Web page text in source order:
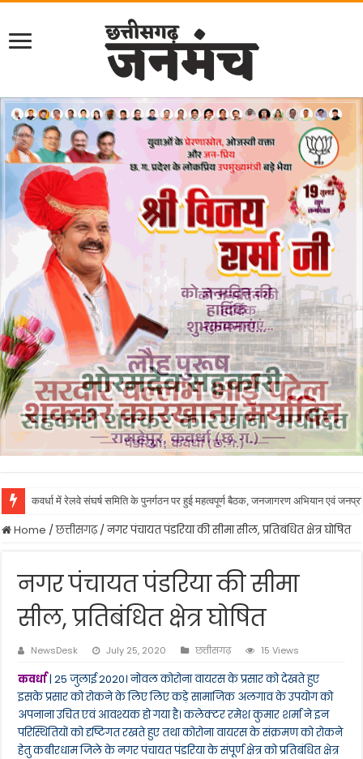
कवर्धा में रेलवे संघर्ष समिति के पुनर्गठन पर हुई महत्वपूर्ण बैठक, जनजागरण अभियान एवं
Home /छत्तीसगढ़/नगर पंचायत पंडरिया की सीमा सील, प्रतिबंधित क्षेत्र घोषित
नगर पंचायत पंडरिया की सीमा
सील, प्रतिबंधित क्षेत्र घोषित
NewsDesk July 25, 2020 छत्तीसगढ़ 15 Views
कवर्धा| 25 जुलाई 2020। नोवल कोरोना वायरस के प्रसार को देखते हुए
इसके प्रसार को रोकने के लिए लिए कड़े सामाजिक अलगाव के उपयोग को
अपनाना उचित एवं आवश्यक हो गया है। कलेक्टर रमेश कुमार शर्मा ने इन
परिस्थितियों को दृष्टिगत रखते हुए तथा कोरोना वायरस के संक्रमण को रोकने
हेतु कबीरधाम जिले के नगर पंचायत पंडरिया के संपूर्ण क्षेत्र को प्रतिबंधित क्षेत्र